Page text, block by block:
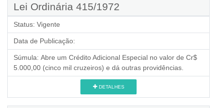
Lei Ordinária 415/1972
Status: Vigente
Data de Publicação:
Súmula: Abre um Crédito Adicional Especial no valor de Cr$
5.000,00 (cinco mil cruzeiros) e dá outras providências.
DETALHES